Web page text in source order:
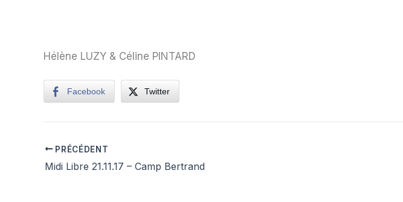
Hélène LUZY & Céline PINTARD
Facebook Twitter
PRÉCÉDENT
Midi Libre 21.11.17 – Camp Bertrand